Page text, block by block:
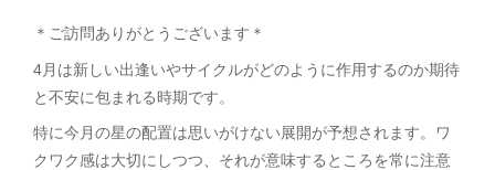
＊ご訪問ありがとうございます＊
4月は新しい出逢いやサイクルがどのように作用するのか期待
と不安に包まれる時期です。
特に今月の星の配置は思いがけない展開が予想されます。ワ
クワク感は大切にしつつ、それが意味するところを常に注意